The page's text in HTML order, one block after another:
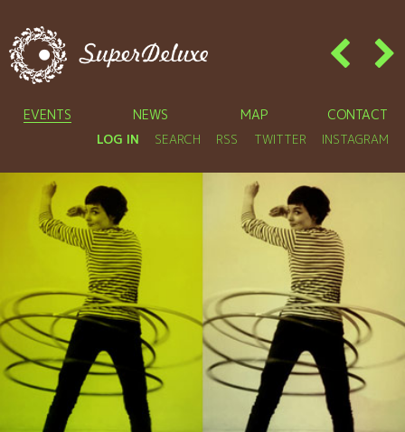
EVENTS NEWS MAP CONTACT
LOG IN SEARCH RSS TWITTER INSTAGRAM